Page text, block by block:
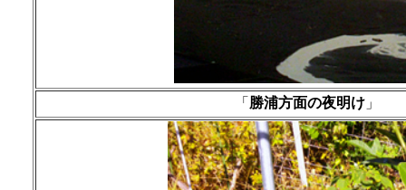
「 勝浦方面の夜明け 」